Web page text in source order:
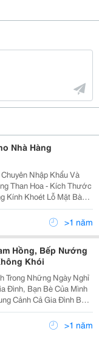
Nhà Hàng
Nhập Khẩu Và
Kính Khoét Lỗ Mặt Bàn
1600 X 800 X 750 Mm -
Dẻo Ca
>1 năm
Hồng, Bếp Nướng
Khói
Đình, Bạn Bè Của Mình
Cảnh Cả Gia Đình Bạn
Nhau Thưởng Thức
Giác Thật Tuyệt Ph
>1 năm